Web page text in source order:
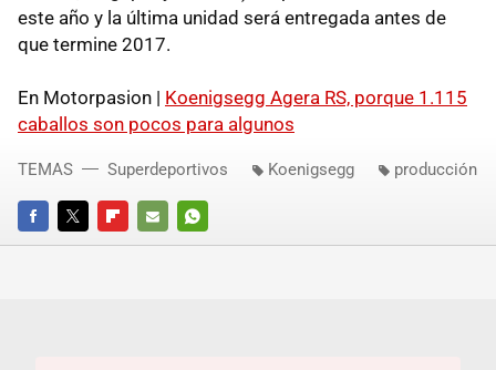
este año y la última unidad será entregada antes de
que termine 2017.
En Motorpasion | Koenigsegg Agera RS, porque 1.115
caballos son pocos para algunos
FACEBOOKTWITTERFLIPBOARD
E-
WHATSAPP
TEMAS Superdeportivos Koenigsegg producción